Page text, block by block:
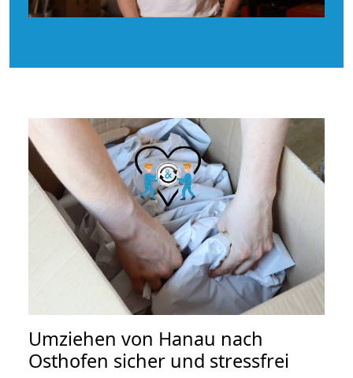
Umziehen von Hanau nach
Osthofen sicher und stressfrei